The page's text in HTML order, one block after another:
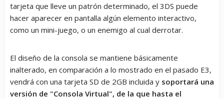
tarjeta que lleve un patrón determinado, el 3DS puede
hacer aparecer en pantalla algún elemento interactivo,
como un mini-juego, o un enemigo al cual derrotar.
El diseño de la consola se mantiene básicamente
inalterado, en comparación a lo mostrado en el pasado E3,
vendrá con una tarjeta SD de 2GB incluida y soportará una
versión de "Consola Virtual", de la que hasta el